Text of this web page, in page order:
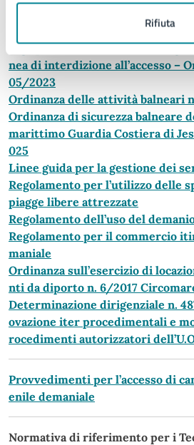
Rifiuta
Normativa di riferimento
Diga presso area demaniale
nea di interdizione all’accesso –
05/2023
Ordinanza delle attività balneari
Ordinanza di sicurezza balneare
marittimo Guardia Costiera di
025
Linee guida per la gestione dei
Regolamento per l’utilizzo delle
piagge libere attrezzate
Regolamento dell’uso del
Regolamento per il commercio
maniale
Ordinanza sull’esercizio di
nti da diporto n. 6/2017
Determinazione dirigenziale n.
ovazione iter procedimentali e
rocedimenti autorizzatori
Provvedimenti per l’accesso di
enile demaniale
Normativa di riferimento per i